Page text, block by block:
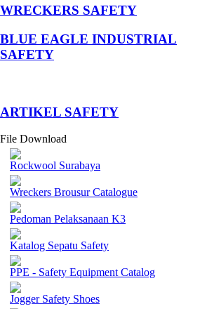
WRECKERS SAFETY
BLUE EAGLE INDUSTRIAL
SAFETY
­ARTIKEL SAFETY
File Download
Rockwool Surabaya
Wreckers Brousur Catalogue
Pedoman Pelaksanaan K3
Katalog Sepatu Safety
PPE - Safety Equipment Catalog
Jogger Safety Shoes